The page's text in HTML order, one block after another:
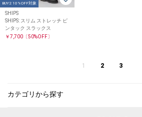
BUY2 10%OFF対象
SHIPS
SHIPS: スリム ストレッチ ピ
ンタック スラックス
￥7,700〔50%OFF〕
1 2 3
カテゴリから探す